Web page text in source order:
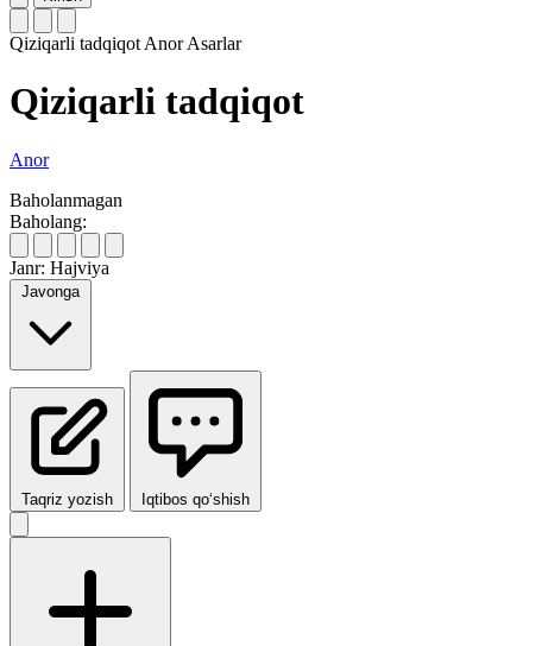
Qiziqarli tadqiqot Anor Asarlar
Qiziqarli tadqiqot
Anor
Baholanmagan
Baholang:
Janr: Hajviya
Javonga
Taqriz yozish Iqtibos qo‘shish